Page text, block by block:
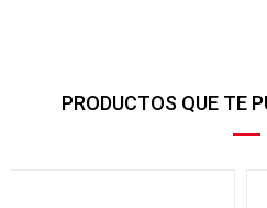
PRODUCTOS QUE TE